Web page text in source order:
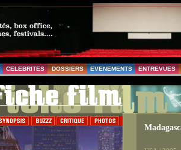
CELEBRITES DOSSIERS EVENEMENTS ENTREVUES